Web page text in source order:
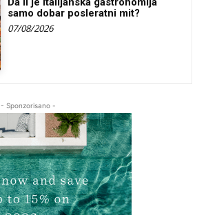
samo dobar posleratni mit?
07/08/2026
- Sponzorisano -